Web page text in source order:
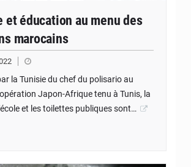
et éducation au menu des
marocains
la Tunisie du chef du polisario au
Japon-Afrique tenu à Tunis, la
et les toilettes publiques sont…